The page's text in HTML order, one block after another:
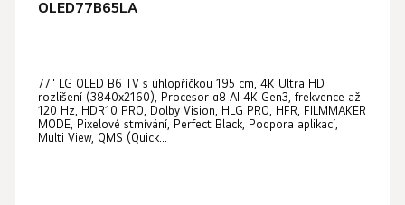
OLED77B65LA
77" LG OLED B6 TV s úhlopříčkou 195 cm, 4K Ultra HD
rozlišení (3840x2160), Procesor α8 AI 4K Gen3, frekvence až
120 Hz, HDR10 PRO, Dolby Vision, HLG PRO, HFR, FILMMAKER
MODE, Pixelové stmívání, Perfect Black, Podpora aplikací,
Multi View, QMS (Quick...